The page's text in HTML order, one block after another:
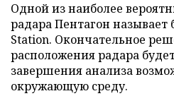
Одной из наиболее
радара Пентагон называет
Station. Окончательное
расположения радара
завершения анализа
окружающую среду.